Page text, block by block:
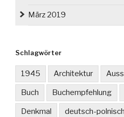
März 2019
Schlagwörter
1945 Architektur
Buch Buchempfehlung
Denkmal deutsch-polnisch